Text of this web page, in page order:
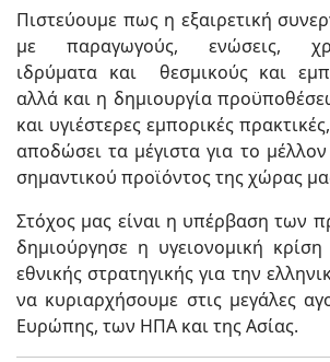
Πιστεύουμε πως η εξαιρετική
με παραγωγούς, ενώσεις,
ιδρύματα και θεσμικούς και
αλλά και η δημιουργία
και υγιέστερες εμπορικές
αποδώσει τα μέγιστα για το
σημαντικού προϊόντος της χώρας
Στόχος μας είναι η υπέρβαση των
δημιούργησε η υγειονομική
εθνικής στρατηγικής για την
να κυριαρχήσουμε στις μεγάλες
Ευρώπης, των ΗΠΑ και της Ασίας.